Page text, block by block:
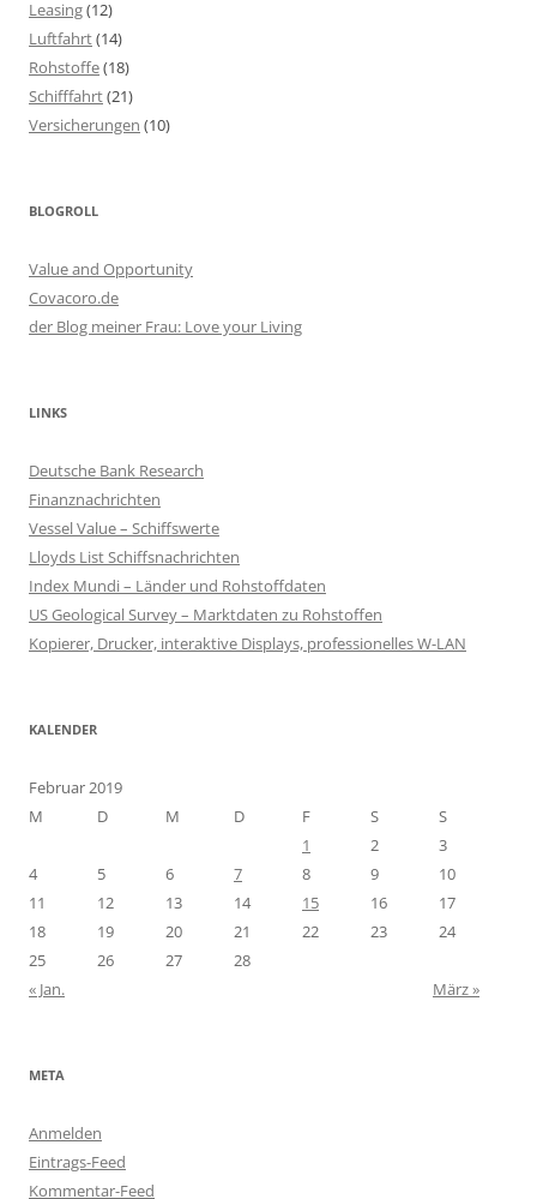
Leasing(12)
Luftfahrt(14)
Rohstoffe(18)
Schifffahrt(21)
Versicherungen (10)
BLOGROLL
Value and Opportunity
Covacoro.de
der Blog meiner Frau: Love your Living
LINKS
Deutsche Bank Research
Finanznachrichten
Vessel Value – Schiffswerte
Lloyds List Schiffsnachrichten
Index Mundi – Länder und Rohstoffdaten
US Geological Survey – Marktdaten zu Rohstoffen
Kopierer, Drucker, interaktive Displays, professionelles W-LAN
KALENDER
Februar 2019
M
D M D F S
S
1
2
3
4
5 6 7 8 9
10
11
12 13 14 15 16
17
18
19 20 21 22 23
24
25
26 27
28
« Jan.
März »
META
Anmelden
Eintrags-Feed
Kommentar-Feed